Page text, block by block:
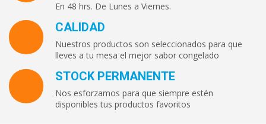
En 48 hrs. De Lunes a Viernes.
CALIDAD
Nuestros productos son seleccionados para que
lleves a tu mesa el mejor sabor congelado
STOCK PERMANENTE
Nos esforzamos para que siempre estén
disponibles tus productos favoritos